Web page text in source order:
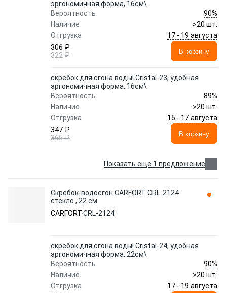
эргономичная форма, 16см\
Вероятность
90%
Наличие
>20 шт.
Отгрузка
17 - 19 августа
306 ₽
322 ₽
В корзину
скребок для сгона воды! Cristal-23, удобная
эргономичная форма, 16см\
Вероятность
89%
Наличие
>20 шт.
Отгрузка
15 - 17 августа
347 ₽
365 ₽
В корзину
Показать еще 1 предложение
Скребок-водосгон CARFORT CRL-2124
стекло , 22 см
CARFORTCRL-2124
скребок для сгона воды! Cristal-24, удобная
эргономичная форма, 22см\
Вероятность
90%
Наличие
>20 шт.
Отгрузка
17 - 19 августа